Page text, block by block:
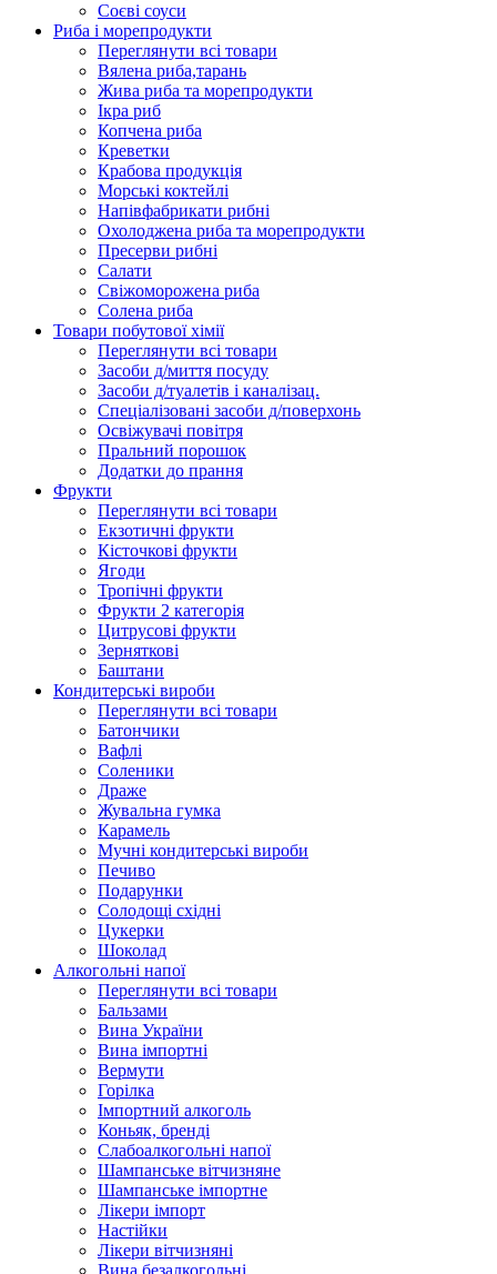
Соєві соуси
Риба і морепродукти
Переглянути всі товари
Вялена риба,тарань
Жива риба та морепродукти
Ікра риб
Копчена риба
Крeветки
Крабова продукція
Морські коктейлi
Напівфабрикати рибні
Охолоджена риба та морепродукти
Пресерви рибні
Сaлати
Свіжоморожена риба
Солена риба
Товари побутової хімії
Переглянути всі товари
Засоби д/миття посуду
Засоби д/туалетів і каналізац.
Спеціалізовані засоби д/поверхонь
Освіжувачі повітря
Пральний порошок
Додатки до прання
Фрукти
Переглянути всі товари
Екзoтичні фрукти
Кісточкові фрукти
Ягоди
Тропічні фрукти
Фрукти 2 категорія
Цитрусові фрукти
Зерняткові
Баштани
Кондитерські вироби
Переглянути всі товари
Батончики
Вафлі
Соленики
Драже
Жувальнa гумка
Карамель
Мучні кондитерські вироби
Печиво
Подарунки
Солодощі східні
Цукерки
Шоколад
Алкогольні напої
Переглянути всі товари
Бальзами
Вина України
Вина імпортні
Вермути
Горілка
Імпортний алкоголь
Коньяк, бренді
Слабоалкогольні напої
Шампанське вітчизняне
Шампанське імпортне
Лікери імпорт
Настійки
Лікери вітчизняні
Вина безалкогольні